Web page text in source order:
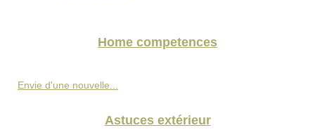
Home competences
Envie d'une nouvelle...
Astuces extérieur